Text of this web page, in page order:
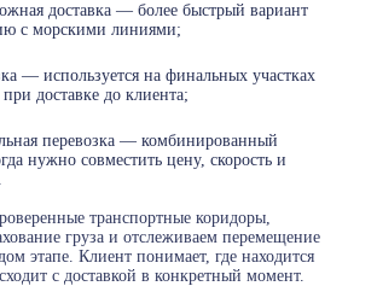
доставка — более быстрый вариант
с морскими линиями;
— используется на финальных участках
доставке до клиента;
перевозка — комбинированный
нужно совместить цену, скорость и
транспортные коридоры,
груза и отслеживаем перемещение
этапе. Клиент понимает, где находится
с доставкой в конкретный момент.